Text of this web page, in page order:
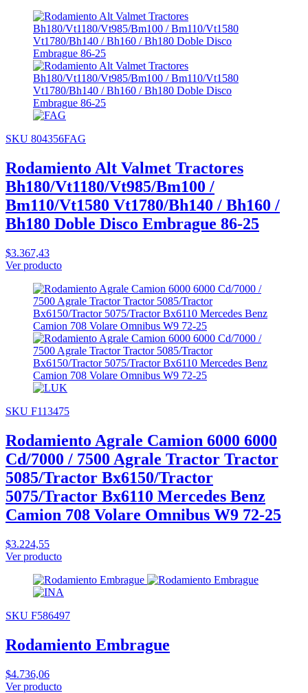
SKU 804356FAG
Rodamiento Alt Valmet Tractores
Bh180/Vt1180/Vt985/Bm100 /
Bm110/Vt1580 Vt1780/Bh140 / Bh160 /
Bh180 Doble Disco Embrague 86-25
$3.367,43
Ver producto
SKU F113475
Rodamiento Agrale Camion 6000 6000
Cd/7000 / 7500 Agrale Tractor Tractor
5085/Tractor Bx6150/Tractor
5075/Tractor Bx6110 Mercedes Benz
Camion 708 Volare Omnibus W9 72-25
$3.224,55
Ver producto
SKU F586497
Rodamiento Embrague
$4.736,06
Ver producto